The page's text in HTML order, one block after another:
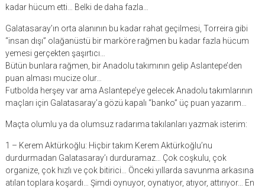
kadar hücum etti… Belki de daha fazla…
Galatasaray’ın orta alanının bu kadar rahat geçilmesi, Torreira gibi
“insan dışı” olağanüstü bir marköre rağmen bu kadar fazla hücum
yemesi gerçekten şaşırtıcı…
Bütün bunlara rağmen, bir Anadolu takımının gelip Aslantepe’den
puan alması mucize olur…
Futbolda herşey var ama Aslantepe’ye gelecek Anadolu takımlarının
maçları için Galatasaray’a gözü kapalı “banko” üç puan yazarım…
Maçta olumlu ya da olumsuz radarıma takılanları yazmak isterim:
1 – Kerem Aktürkoğlu: Hiçbir takım Kerem Aktürkoğlu’nu
durdurmadan Galatasaray’ı durduramaz… Çok coşkulu, çok
organize, çok hızlı ve çok bitirici… Önceki yıllarda savunma arkasına
atılan toplara koşardı… Şimdi oynuyor, oynatıyor, atıyor, attırıyor… En